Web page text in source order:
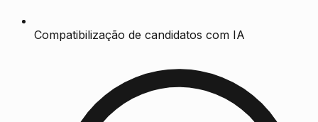
Compatibilização de candidatos com IA